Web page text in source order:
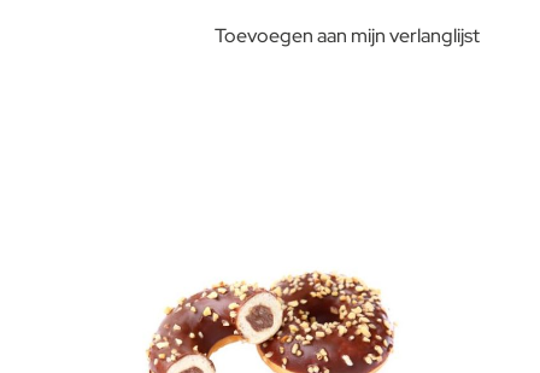
Toevoegen aan mijn verlanglijst